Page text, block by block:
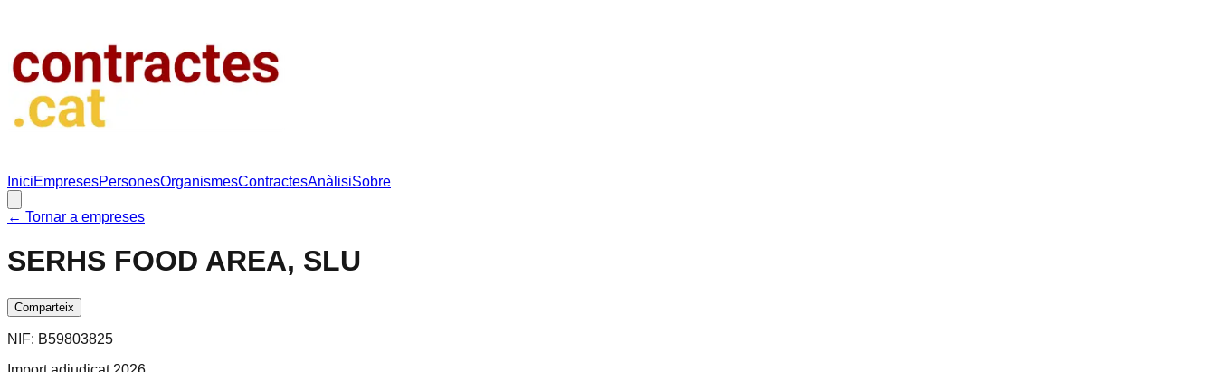
IniciEmpresesPersonesOrganismesContractesAnàlisiSobre
← Tornar a empreses
SERHS FOOD AREA, SLU
Comparteix
NIF: B59803825